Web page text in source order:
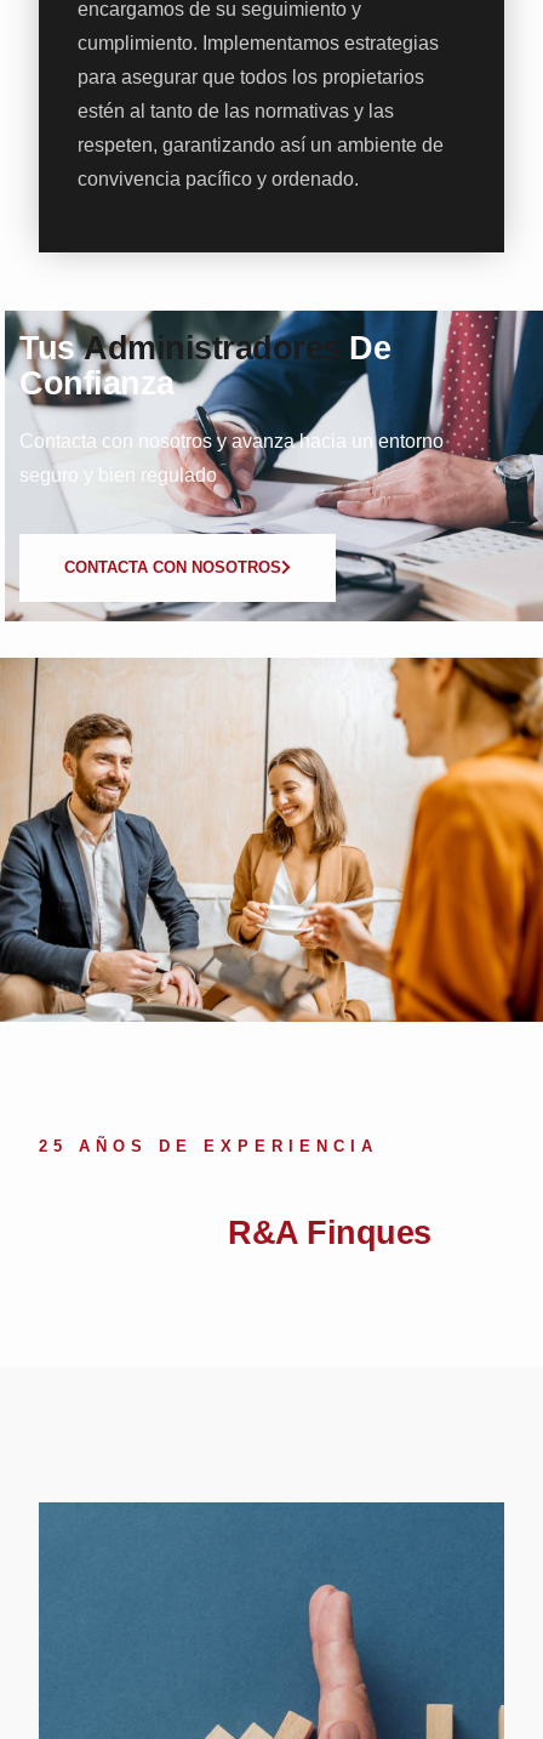
encargamos de su seguimiento y
cumplimiento. Implementamos estrategias
para asegurar que todos los propietarios
estén al tanto de las normativas y las
respeten, garantizando así un ambiente de
convivencia pacífico y ordenado.
TusAdministradores De
Confianza
Contacta con nosotros y avanza hacia un entorno
seguro y bien regulado
CONTACTA CON NOSOTROS
25 AÑOS DE EXPERIENCIA
R&A Finques